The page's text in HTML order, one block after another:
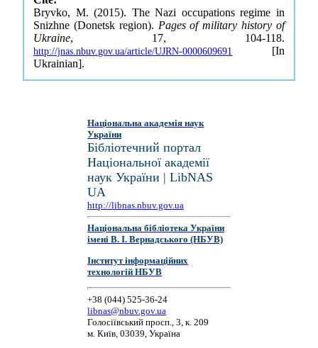
Bryvko, M. (2015). The Nazi occupations regime in
Snizhne (Donetsk region). Pages of military history of
Ukraine, 17, 104-118.
http://jnas.nbuv.gov.ua/article/UJRN-0000609691
[In
Ukrainian].
Національна академія наук
України
Бібліотечний портал
Національної академії
наук України | LibNAS
UA
http://libnas.nbuv.gov.ua
Національна бібліотека України
імені В. І. Вернадського (НБУВ)
Інститут інформаційних
технологій НБУВ
+38 (044) 525-36-24
libnas@nbuv.gov.ua
Голосіївський просп., 3, к. 209
м. Київ, 03039, Україна